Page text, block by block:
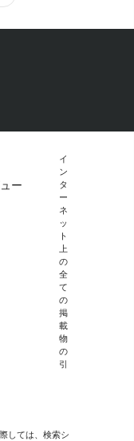
ー
イ
ン
タ
ー
ネ
ッ
ト
上
の
全
て
の
掲
載
物
の
引
しては、検索シ